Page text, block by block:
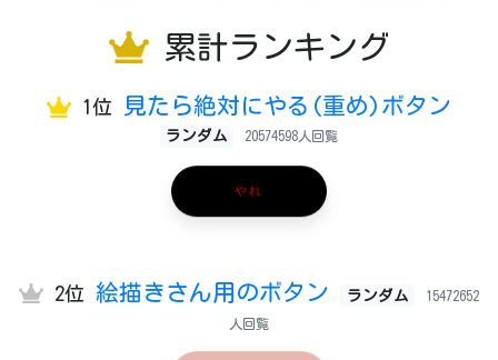
累計ランキング
1位 見たら絶対にやる(重め)ボタン
ランダム 20574598人回覧
やれ
2位 絵描きさん用のボタン ランダム 15472652
人回覧